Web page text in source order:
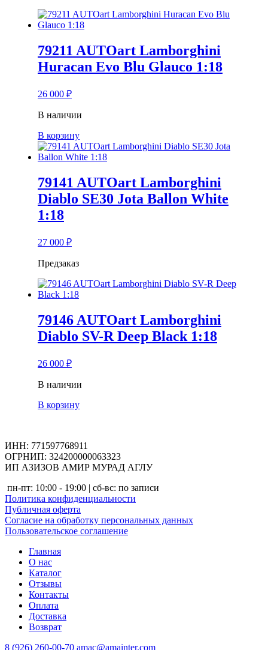
79211 AUTOart Lamborghini
Huracan Evo Blu Glauco 1:18
26 000 ₽
В наличии
В корзину
79141 AUTOart Lamborghini
Diablo SE30 Jota Ballon White
1:18
27 000 ₽
Предзаказ
79146 AUTOart Lamborghini
Diablo SV-R Deep Black 1:18
26 000 ₽
В наличии
В корзину
ИНН: 771597768911
ОГРНИП: 324200000063323
ИП АЗИЗОВ АМИР МУРАД АГЛУ
пн-пт: 10:00 - 19:00 | сб-вс: по записи
Политика конфиденциальности
Публичная оферта
Согласие на обработку персональных данных
Пользовательское соглашение
Главная
О нас
Каталог
Отзывы
Контакты
Оплата
Доставка
Возврат
8 (926) 260-00-70 amac@amainter.com